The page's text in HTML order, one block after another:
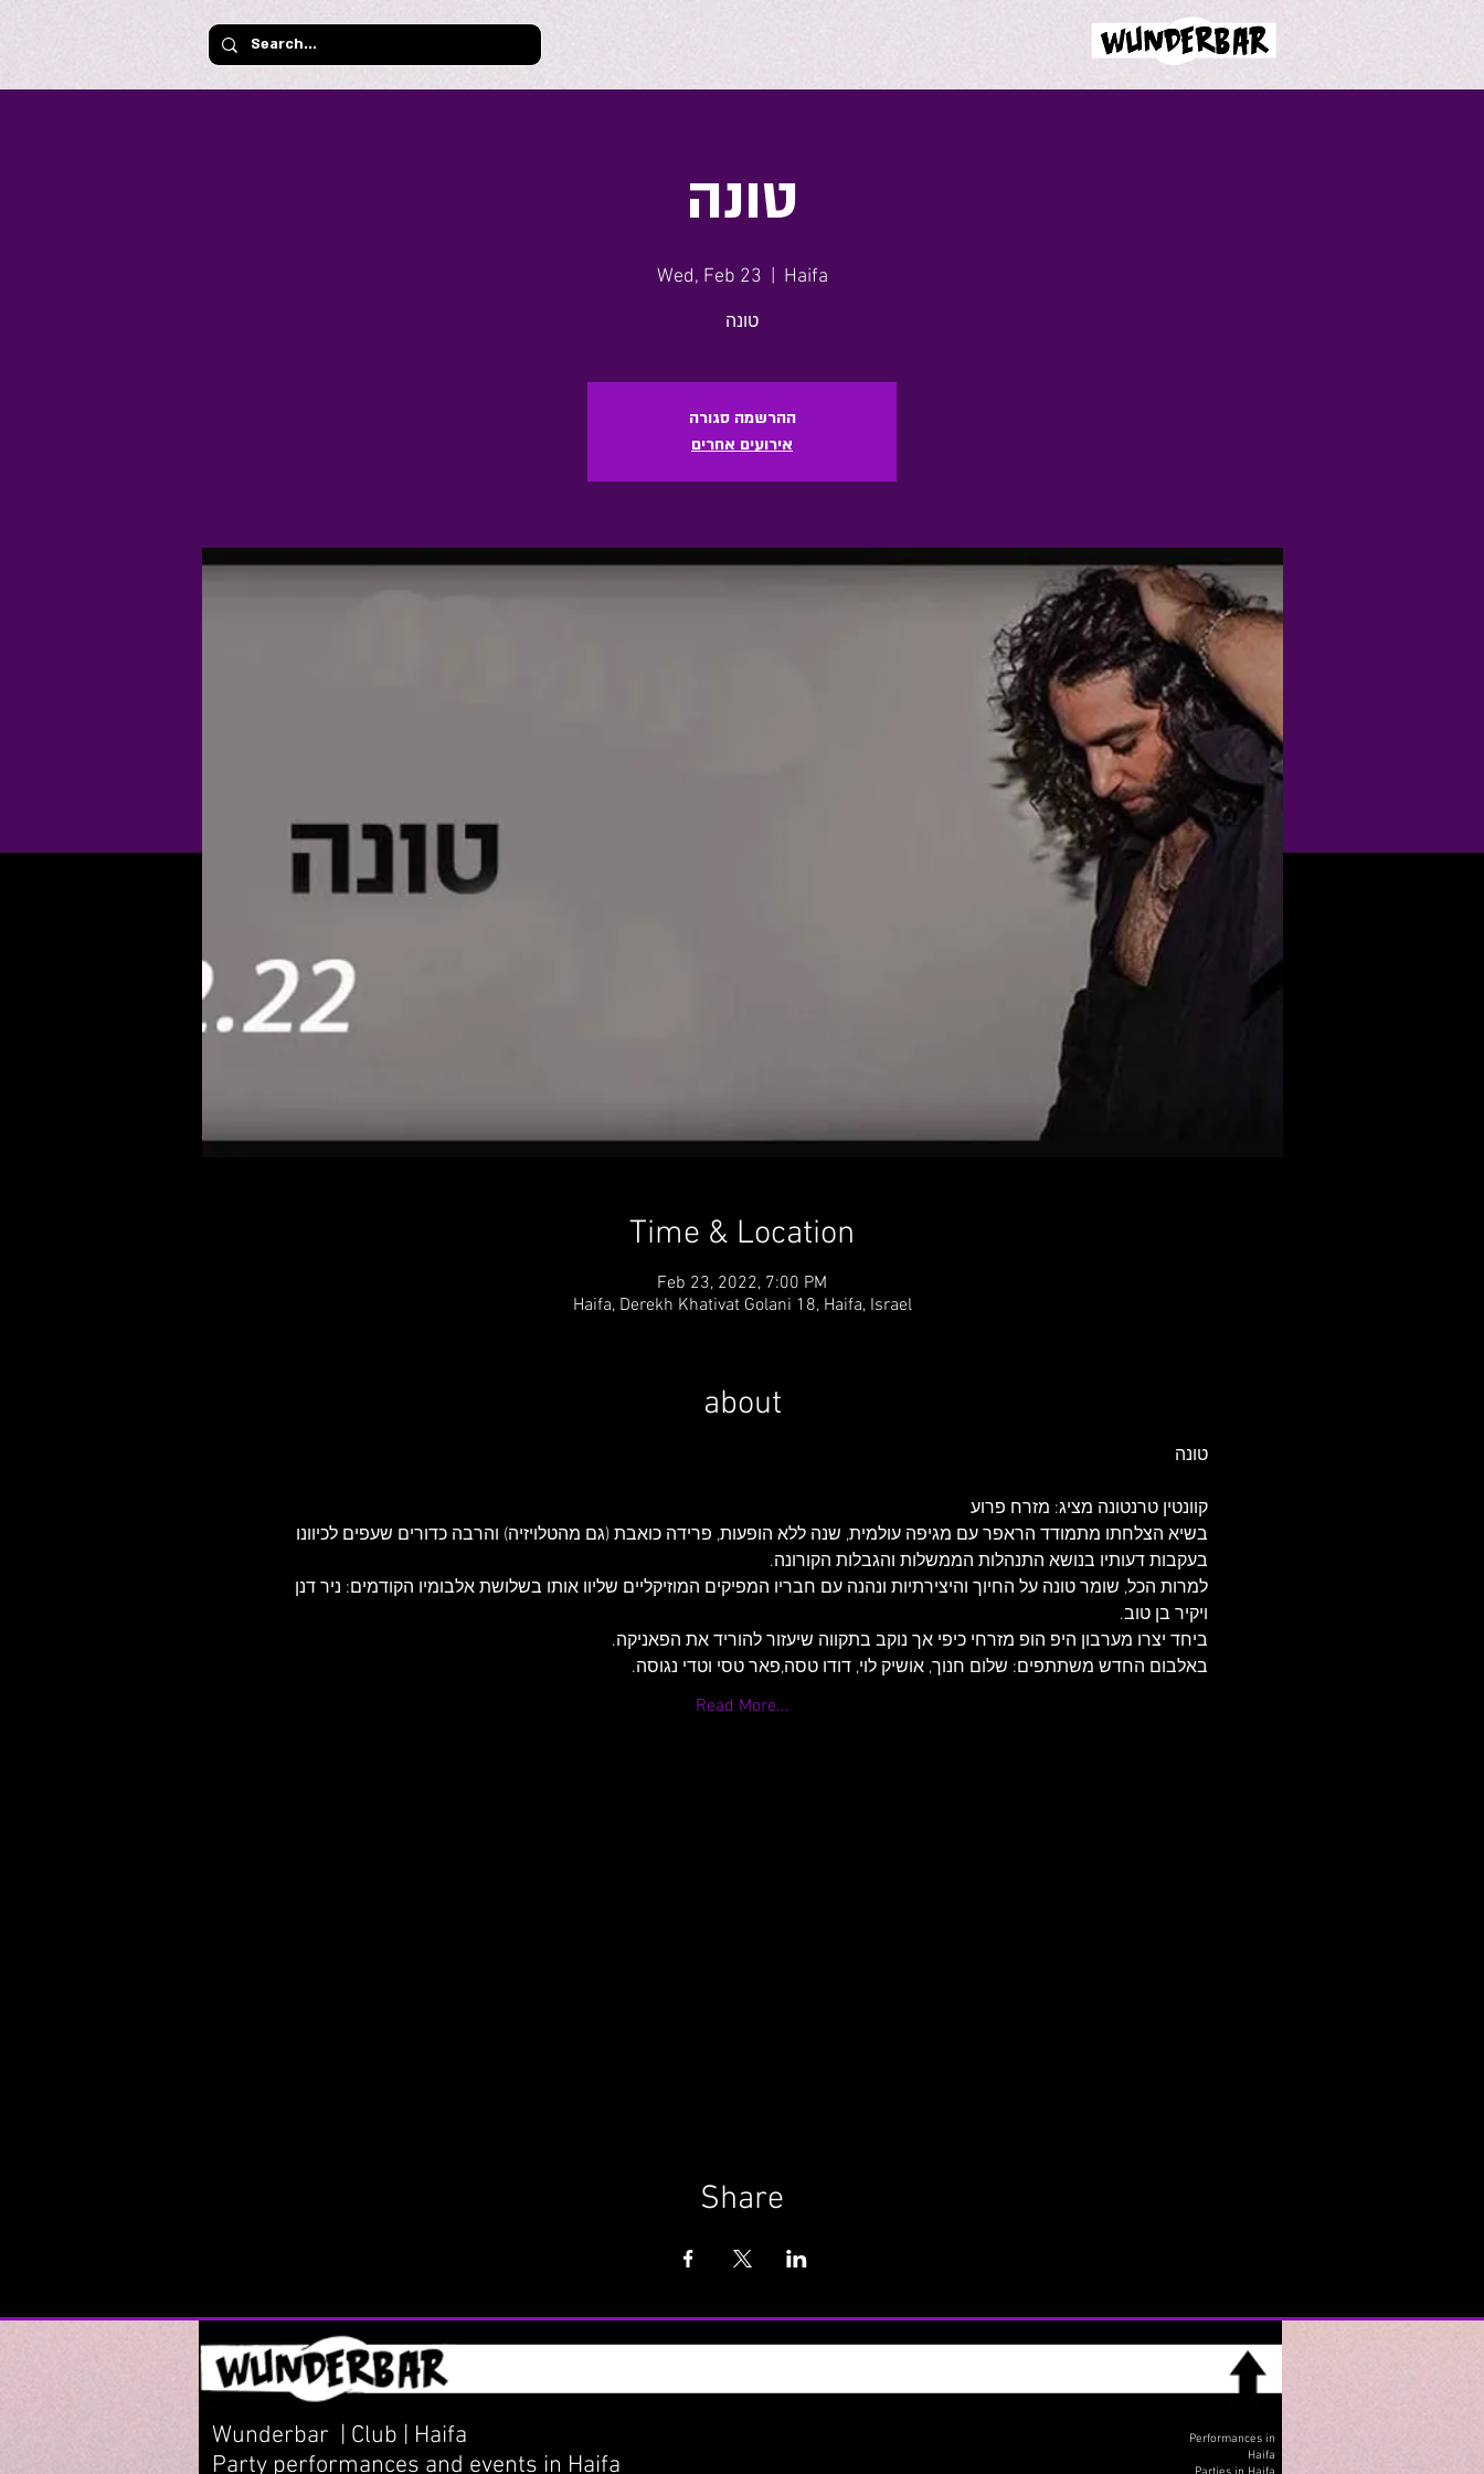
טונה
Wed, Feb 23 Haifa
טונה
ההרשמה סגורה
אירועים אחרים
Time & Location
Feb 23, 2022, 7:00 PM
Haifa, Derekh Khativat Golani 18, Haifa, Israel
about
טונה
קוונטין טרנטונה מציג: מזרח פרוע
בשיא הצלחתו מתמודד הראפר עם מגיפה עולמית, שנה ללא הופעות, פרידה כואבת (גם מהטלויזיה) והרבה כדורים שעפים לכיוונו
בעקבות דעותיו בנושא התנהלות הממשלות והגבלות הקורונה.
למרות הכל, שומר טונה על החיוך והיצירתיות ונהנה עם חבריו המפיקים המוזיקליים שליוו אותו בשלושת אלבומיו הקודמים: ניר דנן
ויקיר בן טוב.
ביחד יצרו מערבון היפ הופ מזרחי כיפי אך נוקב בתקווה שיעזור להוריד את הפאניקה.
באלבום החדש משתתפים: שלום חנוך, אושיק לוי, דודו טסה,פאר טסי וטדי נגוסה.
Read More...
Share
Wunderbar | Club | Haifa
Party performances and events in Haifa
Performances in
Haifa